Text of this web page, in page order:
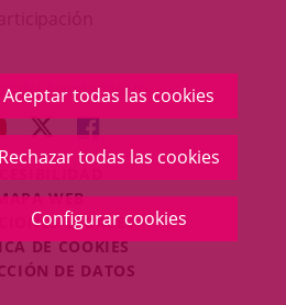
Aceptar todas las cookies
Rechazar todas las cookies
Configurar cookies
una
ventana
nueva.
externa.
del Ayuntamiento
ENLACE
A
UNA
APLICACIÓN
EXTERNA.
ENLACE
A
UNA
APLICACIÓN
EXTERNA.
ENLACE
A
UNA
APLICACIÓN
EXTERNA.
WEB
LEGALES
DE COOKIES
DE DATOS